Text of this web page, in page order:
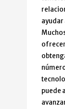
ayudar
puede